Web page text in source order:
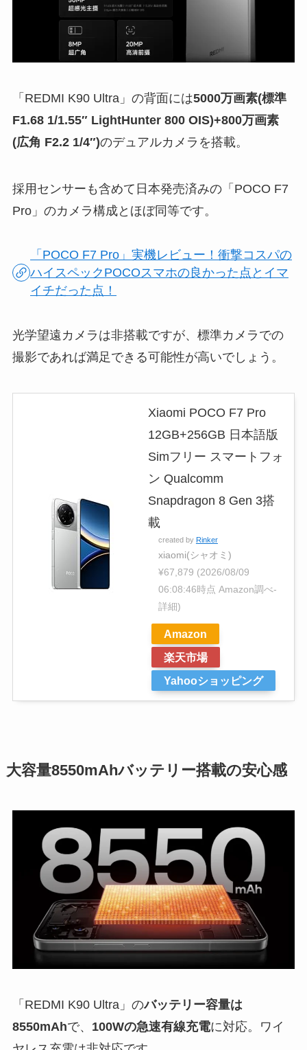
「REDMI K90 Ultra」の背面には5000万画素(標準
F1.68 1/1.55″ LightHunter 800 OIS)+800万画素
(広角 F2.2 1/4″)のデュアルカメラを搭載。
採用センサーも含めて日本発売済みの「POCO F7
Pro」のカメラ構成とほぼ同等です。
「POCO F7 Pro」実機レビュー！衝撃コスパの
ハイスペックPOCOスマホの良かった点とイマ
イチだった点！
光学望遠カメラは非搭載ですが、標準カメラでの
撮影であれば満足できる可能性が高いでしょう。
Xiaomi POCO F7 Pro
12GB+256GB 日本語版
Simフリー スマートフォ
ン Qualcomm
Snapdragon 8 Gen 3搭
載
created by Rinker
xiaomi(シャオミ)
¥67,879 (2026/08/09
06:08:46時点 Amazon調べ-
詳細)
Amazon
楽天市場
Yahooショッピング
大容量8550mAhバッテリー搭載の安心感
「REDMI K90 Ultra」のバッテリー容量は
8550mAhで、 100Wの急速有線充電に対応。ワイ